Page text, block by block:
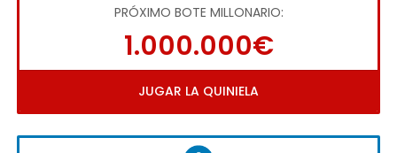
PRÓXIMO BOTE MILLONARIO:
1.000.000€
JUGAR LA QUINIELA